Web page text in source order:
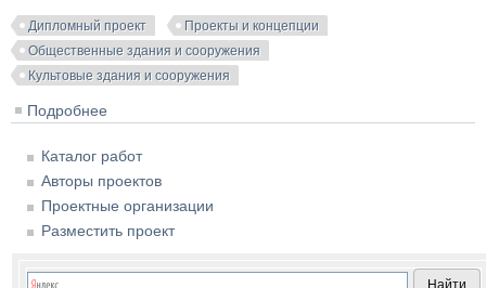
Дипломный проект
Проекты и концепции
Общественные здания и сооружения
Культовые здания и сооружения
Подробнее
Каталог работ
Авторы проектов
Проектные организации
Разместить проект